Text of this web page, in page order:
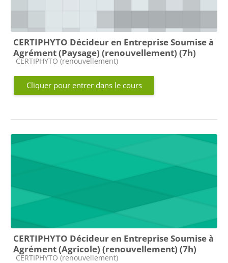
CERTIPHYTO Décideur en Entreprise Soumise à
Agrément (Paysage) (renouvellement) (7h)
Catégorie de cours
CERTIPHYTO (renouvellement)
Cliquer pour entrer dans le cours
CERTIPHYTO Décideur en Entreprise Soumise à
Agrément (Agricole) (renouvellement) (7h)
Catégorie de cours
CERTIPHYTO (renouvellement)